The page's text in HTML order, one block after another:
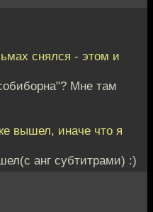
снялся - этом и
Мне там
вышел, иначе что я
анг субтитрами) :)